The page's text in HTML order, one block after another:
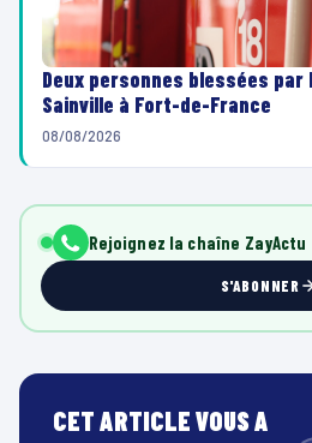
Deux personnes blessées
Sainville à Fort-de-France
08/08/2026
Rejoignez la chaîne ZayActu
S'ABONNER
CET ARTICLE VOUS A